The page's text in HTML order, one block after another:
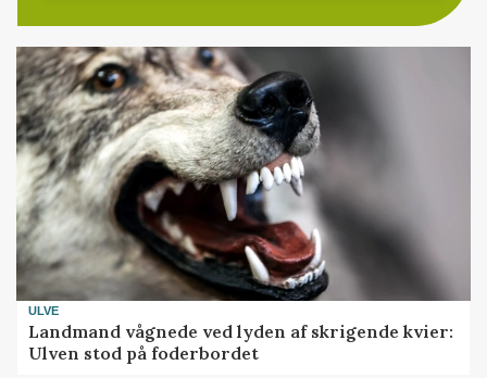
ULVE
Landmand vågnede ved lyden af skrigende kvier:
Ulven stod på foderbordet